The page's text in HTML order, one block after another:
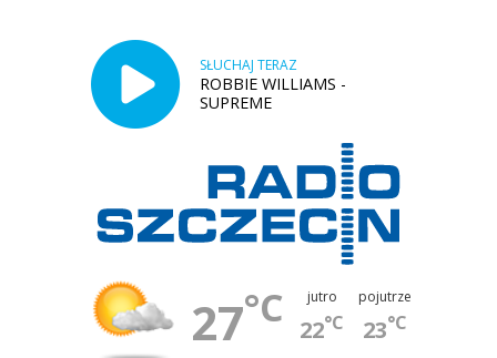
SŁUCHAJ TERAZ
ROBBIE WILLIAMS -
SUPREME
27°C jutro
22°C
pojutrze
23°C